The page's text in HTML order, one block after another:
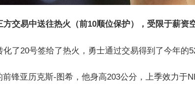
交易中送往热火（前10顺位保护），受限于薪资
了20号签给了热火，勇士通过交易得到了今年的
锋亚历克斯-图希，他身高203公分，上季效力于